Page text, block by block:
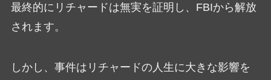
最終的にリチャードは無実を証明し、FBIから解放
されます。
しかし、事件はリチャードの人生に大きな影響を